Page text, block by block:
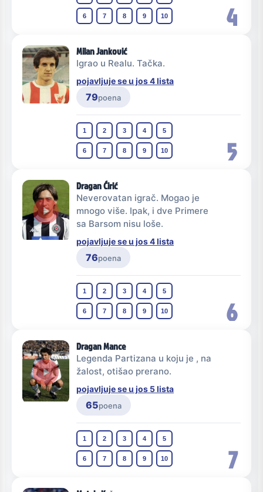
4
6 7 8 9 10
5
Milan Janković
Igrao u Realu. Tačka.
pojavljuje se u jos 4 lista
79poena
1 2 3 4 5
6 7 8 9 10
6
Dragan Ćirić
Neverovatan igrač. Mogao je
mnogo više. Ipak, i dve Primere
sa Barsom nisu loše.
pojavljuje se u jos 4 lista
76poena
1 2 3 4 5
6 7 8 9 10
7
Dragan Mance
Legenda Partizana u koju je , na
žalost, otišao prerano.
pojavljuje se u jos 5 lista
65poena
1 2 3 4 5
6 7 8 9 10